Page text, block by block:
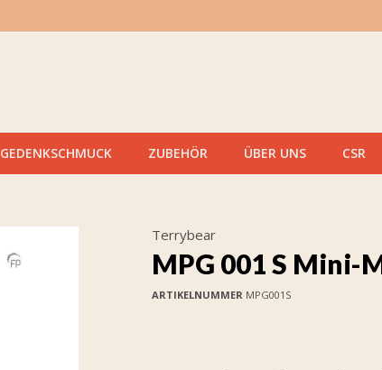
GEDENKSCHMUCK ZUBEHÖR ÜBER UNS CSR
Terrybear
MPG 001 S Mini-
ARTIKELNUMMERMPG001S